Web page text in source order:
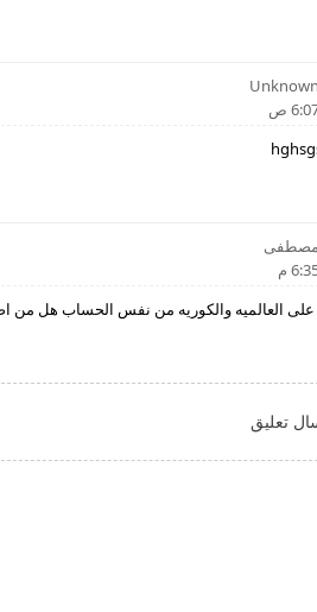
Unknown
ص
مصطفى
م
على العالميه والكوريه من نفس الحساب هل من
تعليق